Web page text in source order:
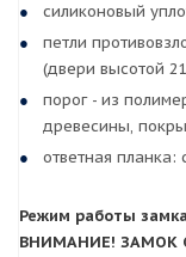
силиконовый
петли
(двери высотой
порог - из
древесины,
ответная планка:
Режим работы замка
ВНИМАНИЕ! ЗАМОК